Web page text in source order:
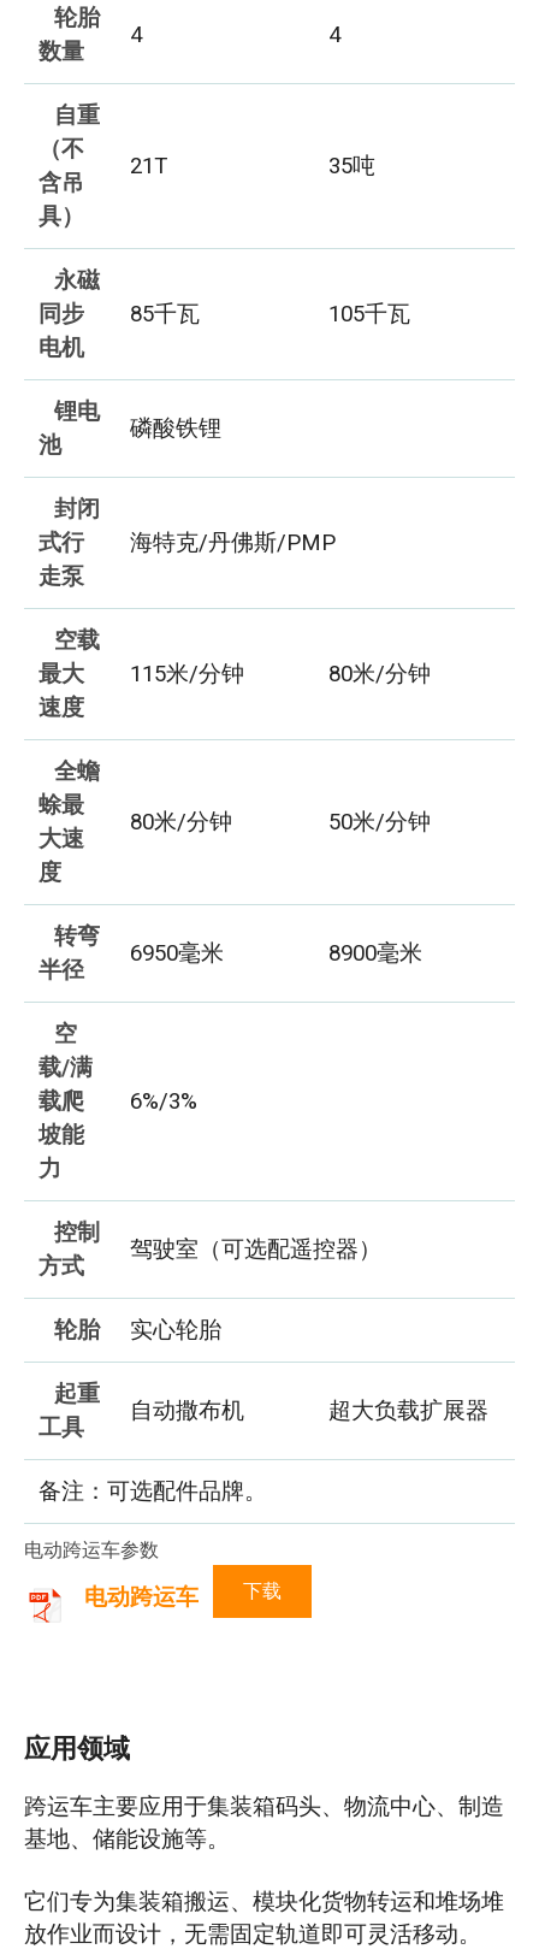
轮胎
数量
4 4
自重
（不
含吊
具）
21T 35吨
永磁
同步
电机
85千瓦 105千瓦
锂电
池
磷酸铁锂
封闭
式行
走泵
海特克/丹佛斯/PMP
空载
最大
速度
115米/分钟 80米/分钟
全蟾
蜍最
大速
度
80米/分钟 50米/分钟
转弯
半径
6950毫米 8900毫米
空
载/满
载爬
坡能
力
6%/3%
控制
方式
驾驶室（可选配遥控器）
轮胎
实心轮胎
起重
工具
自动撒布机 超大负载扩展器
备注：可选配件品牌。
电动跨运车参数
电动跨运车 下载
应用领域
跨运车主要应用于集装箱码头、物流中心、制造
基地、储能设施等。
它们专为集装箱搬运、模块化货物转运和堆场堆
放作业而设计，无需固定轨道即可灵活移动。